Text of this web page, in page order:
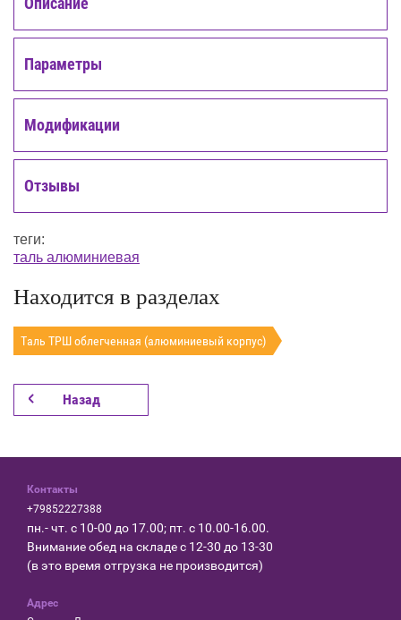
Параметры
Модификации
Отзывы
теги:
таль алюминиевая
Находится в разделах
Таль ТРШ облегченная (алюминиевый корпус)
Назад
Контакты
+79852227388
пн.- чт. с 10-00 до 17.00; пт. с 10.00-16.00.
Внимание обед на складе с 12-30 до 13-30
(в это время отгрузка не производится)
Адрес